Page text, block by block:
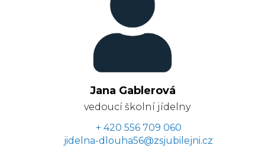
Jana Gablerová
vedoucí školní jídelny
+ 420 556 709 060
jidelna-dlouha56@zsjubilejni.cz